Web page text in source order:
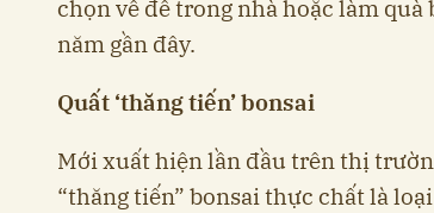
chọn về để trong nhà hoặc làm
năm gần đây.
Quất ‘thăng tiến’ bonsai
Mới xuất hiện lần đầu trên thị
“thăng tiến” bonsai thực chất là